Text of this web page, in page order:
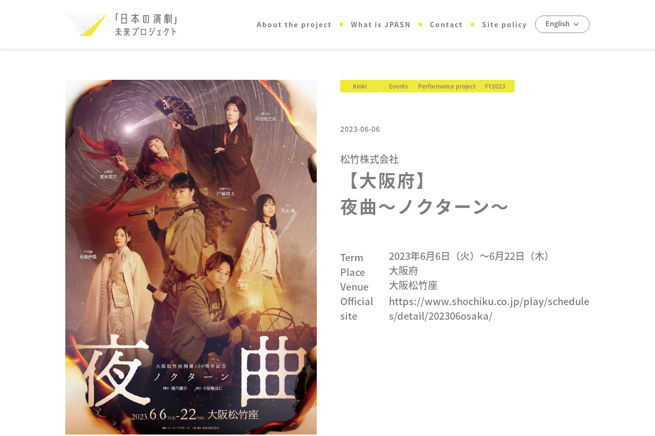
About the project What is JPASN Contact Site policy English
Kinki Events Performance project FY2023
2023-06-06
松竹株式会社
【大阪府】
夜曲～ノクターン～
Term
2023年6月6日（火）～6月22日（木）
Place
大阪府
Venue
大阪松竹座
Official
site
https://www.shochiku.co.jp/play/schedule
s/detail/202306osaka/